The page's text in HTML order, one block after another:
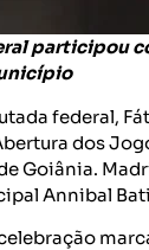
participou
federal,
dos
Goiânia.
Annibal